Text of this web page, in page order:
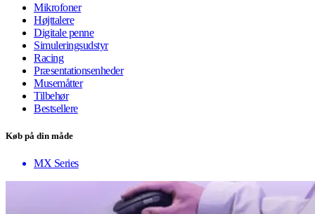
Mikrofoner
Højttalere
Digitale penne
Simuleringsudstyr
Racing
Præsentationsenheder
Musemåtter
Tilbehør
Bestsellere
Køb på din måde
MX Series